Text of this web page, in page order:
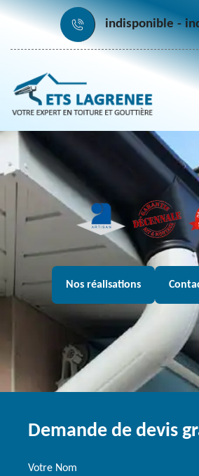
indisponible
Nos réalisations
Demande de devis